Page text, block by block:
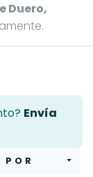
Duero,
Envía
POR